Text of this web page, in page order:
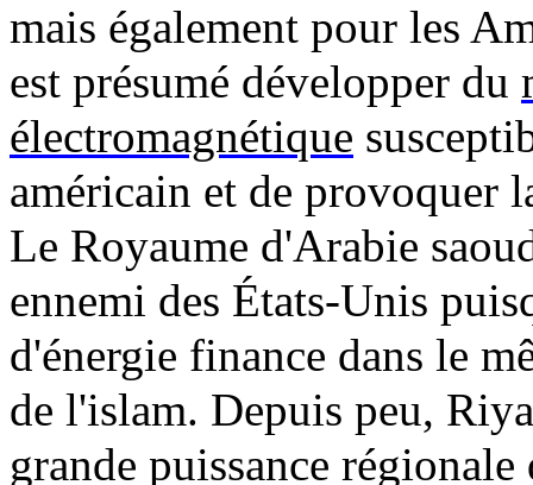
mais également pour les
est présumé développer du
électromagnétique
américain et de provoquer
Le Royaume d'Arabie
ennemi des États-Unis
d'énergie finance dans le
de l'islam. Depuis peu,
grande puissance